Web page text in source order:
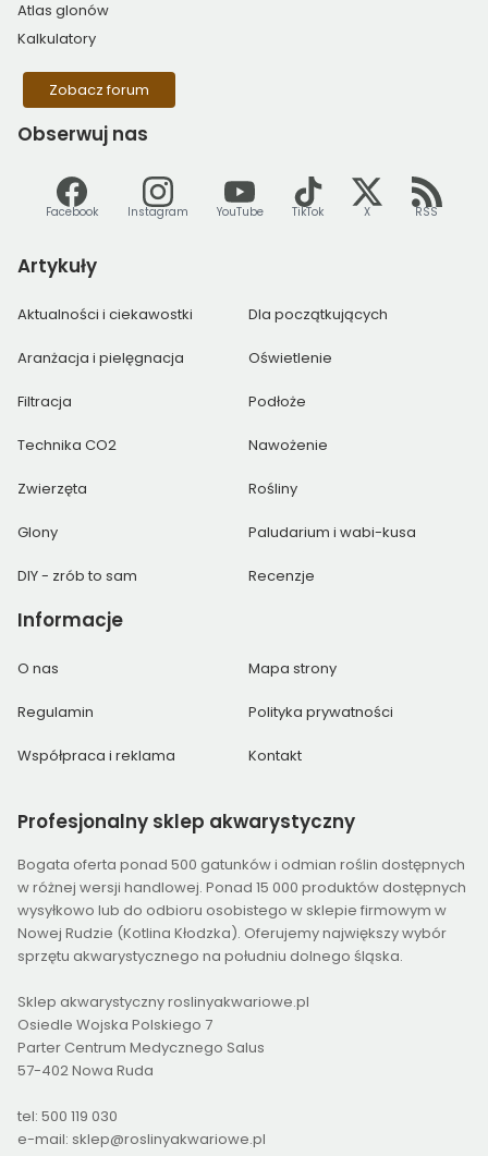
Atlas glonów
Kalkulatory
Zobacz forum
Obserwuj nas
Facebook Instagram YouTube TikTok X RSS
Artykuły
Aktualności i ciekawostki Dla początkujących
Aranżacja i pielęgnacja Oświetlenie
Filtracja Podłoże
Technika CO2 Nawożenie
Zwierzęta Rośliny
Glony Paludarium i wabi-kusa
DIY - zrób to sam Recenzje
Informacje
O nas Mapa strony
Regulamin Polityka prywatności
Współpraca i reklama Kontakt
Profesjonalny sklep akwarystyczny
Bogata oferta ponad 500 gatunków i odmian roślin dostępnych
w różnej wersji handlowej. Ponad 15 000 produktów dostępnych
wysyłkowo lub do odbioru osobistego w sklepie firmowym w
Nowej Rudzie (Kotlina Kłodzka). Oferujemy największy wybór
sprzętu akwarystycznego na południu dolnego śląska.
Sklep akwarystyczny roslinyakwariowe.pl
Osiedle Wojska Polskiego 7
Parter Centrum Medycznego Salus
57-402 Nowa Ruda
tel: 500 119 030
e-mail: sklep@roslinyakwariowe.pl